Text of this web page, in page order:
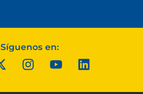
Síguenos en: